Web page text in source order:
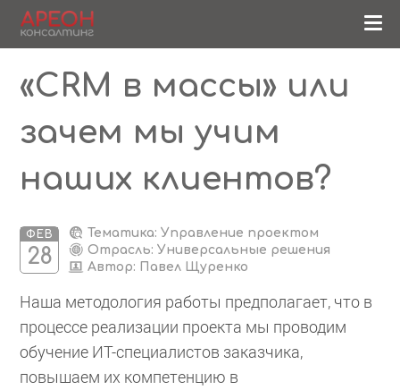
«CRM в массы» или
зачем мы учим
наших клиентов?
ФЕВ
28
Тематика: Управление проектом
Отрасль: Универсальные решения
Автор: Павел Щуренко
Наша методология работы предполагает, что в
процессе реализации проекта мы проводим
обучение ИТ-специалистов заказчика,
повышаем их компетенцию в